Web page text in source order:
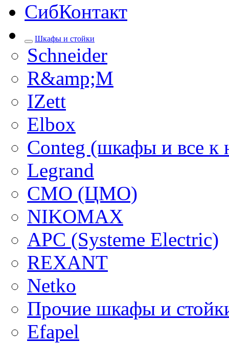
СибКонтакт
Шкафы и стойки
Schneider
R&amp;M
IZett
Elbox
Conteg (шкафы и все к
Legrand
CMO (ЦМО)
NIKOMAX
APC (Systeme Electric)
REXANT
Netko
Прочие шкафы и
Efapel